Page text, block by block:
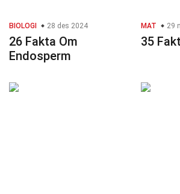
BIOLOGI 28 des 2024
26 Fakta Om
Endosperm
MAT 29
35